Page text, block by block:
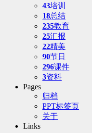
43培训
18总结
235教育
25汇报
22精美
90节日
296课件
3资料
Pages
归档
PPT标签页
关于
Links